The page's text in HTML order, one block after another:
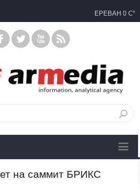
ЕРЕВАН 0 C°
на саммит БРИКС